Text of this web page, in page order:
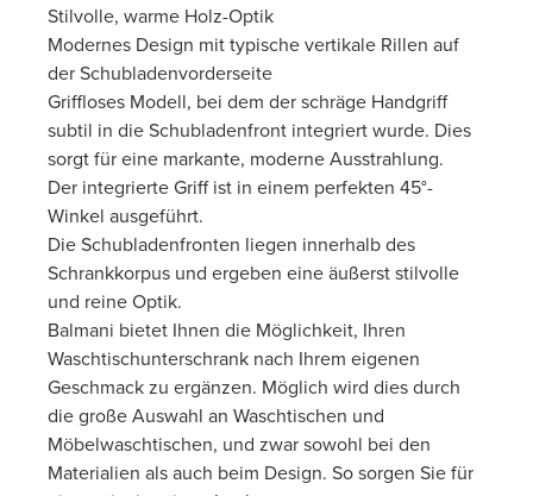
Stilvolle, warme Holz-Optik
Modernes Design mit typische vertikale Rillen auf
der Schubladenvorderseite
Griffloses Modell, bei dem der schräge Handgriff
subtil in die Schubladenfront integriert wurde. Dies
sorgt für eine markante, moderne Ausstrahlung.
Der integrierte Griff ist in einem perfekten 45°-
Winkel ausgeführt.
Die Schubladenfronten liegen innerhalb des
Schrankkorpus und ergeben eine äußerst stilvolle
und reine Optik.
Balmani bietet Ihnen die Möglichkeit, Ihren
Waschtischunterschrank nach Ihrem eigenen
Geschmack zu ergänzen. Möglich wird dies durch
die große Auswahl an Waschtischen und
Möbelwaschtischen, und zwar sowohl bei den
Materialien als auch beim Design. So sorgen Sie für